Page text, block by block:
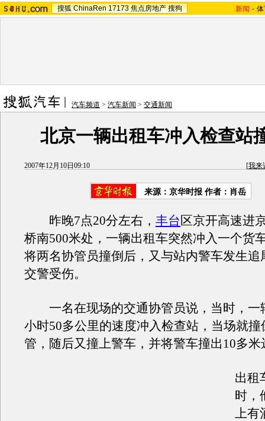
搜狐 ChinaRen 17173 焦点房地产 搜狗 新闻 -
汽车频道 > 汽车新闻 > 交通新闻
北京一辆出租车冲入检查站
2007年12月10日09:10 [我来
来源：京华时报 作者：肖岳
昨晚7点20分左右， 丰台区京开高速进
桥南500米处，一辆出租车突然冲入一个货
将两名协管员撞倒后，又与站内警车发生追
交警受伤。
一名在现场的交通协管员说，当时，一
小时50多公里的速度冲入检查站，当场就撞
管，随后又撞上警车，并将警车撞出10多
出租
时，
上有